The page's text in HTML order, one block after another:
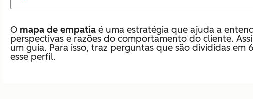
O mapa de empatia é uma estratégia que ajuda a
perspectivas e razões do comportamento do cliente.
um guia. Para isso, traz perguntas que são divididas em
esse perfil.